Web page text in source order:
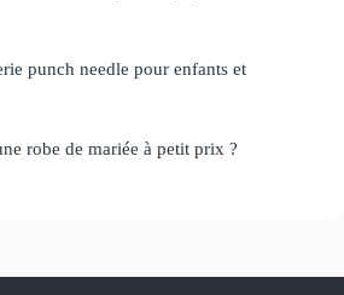
punch needle pour enfants et
robe de mariée à petit prix ?